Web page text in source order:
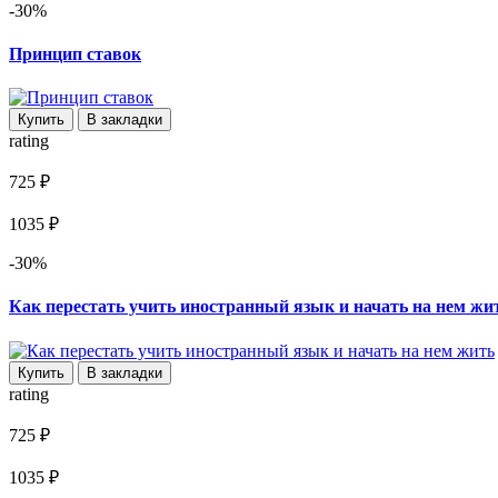
-30%
Принцип ставок
Купить В закладки
rating
725 ₽
1035 ₽
-30%
Как перестать учить иностранный язык и начать на нем
Купить В закладки
rating
725 ₽
1035 ₽